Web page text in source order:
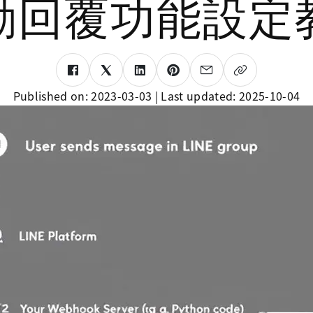
回覆功能設定
Published on:2023-03-03 | Last updated: 2025-10-04